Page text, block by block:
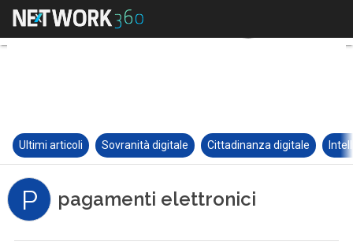
Ultimi articoli Sovranità digitale Cittadinanza digitale
P pagamenti elettronici